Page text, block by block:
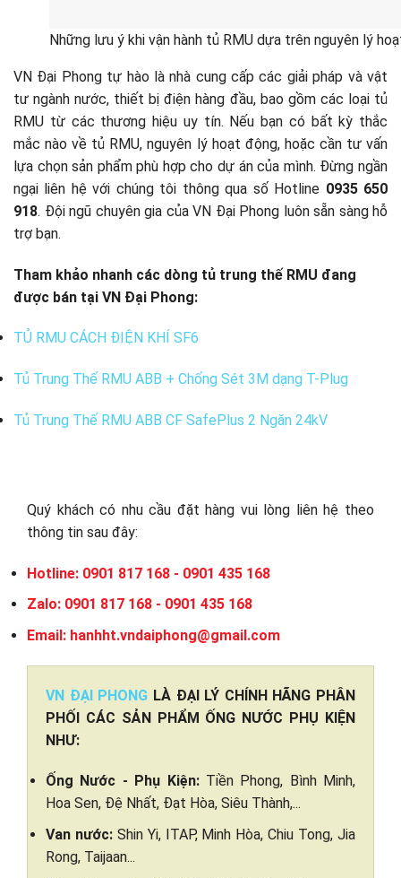
Những lưu ý khi vận hành tủ RMU dựa trên nguyên lý
VN Đại Phong tự hào là nhà cung cấp các giải pháp và vật
tư ngành nước, thiết bị điện hàng đầu, bao gồm các loại tủ
RMU từ các thương hiệu uy tín. Nếu bạn có bất kỳ thắc
mắc nào về tủ RMU, nguyên lý hoạt động, hoặc cần tư vấn
lựa chọn sản phẩm phù hợp cho dự án của mình. Đừng ngần
ngại liên hệ với chúng tôi thông qua số Hotline 0935 650
918. Đội ngũ chuyên gia của VN Đại Phong luôn sẵn sàng hỗ
trợ bạn.
Tham khảo nhanh các dòng tủ trung thế RMU đang
được bán tại VN Đại Phong:
TỦ RMU CÁCH ĐIỆN KHÍ SF6
Tủ Trung Thế RMU ABB + Chống Sét 3M dạng T-Plug
Tủ Trung Thế RMU ABB CF SafePlus 2 Ngăn 24kV
Quý khách có nhu cầu đặt hàng vui lòng liên hệ theo
thông tin sau đây:
Hotline: 0901 817 168 - 0901 435 168
Zalo: 0901 817 168 - 0901 435 168
Email: hanhht.vndaiphong@gmail.com
VN ĐẠI PHONG LÀ ĐẠI LÝ CHÍNH HÃNG PHÂN
PHỐI CÁC SẢN PHẨM ỐNG NƯỚC PHỤ KIỆN
NHƯ:
Ống Nước - Phụ Kiện:Tiền Phong, Bình Minh,
Hoa Sen, Đệ Nhất, Đạt Hòa, Siêu Thành,...
Van nước:Shin Yi, ITAP, Minh Hòa, Chiu Tong, Jia
Rong, Taijaan...